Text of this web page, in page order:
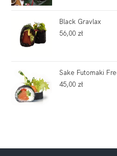
Black Gravlax
56,00 zł
Sake Futomaki
45,00 zł